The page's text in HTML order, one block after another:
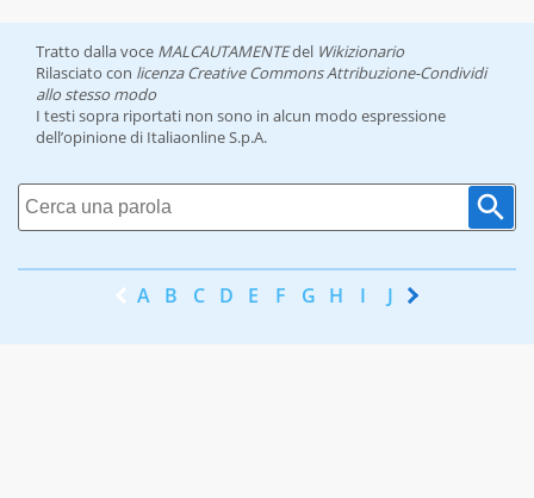
Tratto dalla voce MALCAUTAMENTEdel Wikizionario
Rilasciato con licenza Creative Commons Attribuzione-Condividi
allo stesso modo
I testi sopra riportati non sono in alcun modo espressione
dell’opinione di Italiaonline S.p.A.
A B C D E F G H I J K